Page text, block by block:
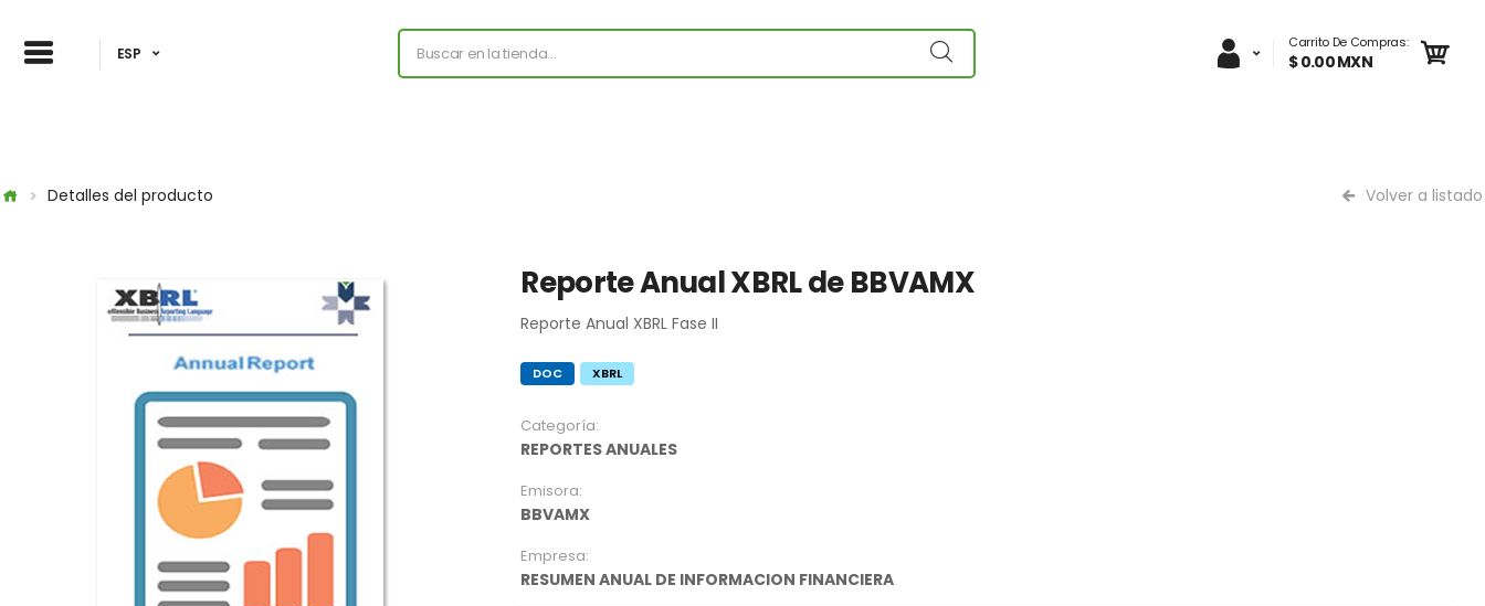
ESP
Carrito De Compras:
$ 0.00 MXN
Detalles del producto Volver a listado
Reporte Anual XBRL de BBVAMX
Reporte Anual XBRL Fase II
DOC XBRL
Categoría:
REPORTES ANUALES
Emisora:
BBVAMX
Empresa:
RESUMEN ANUAL DE INFORMACION FINANCIERA